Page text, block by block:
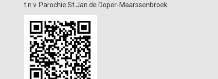
t.n.v. Parochie St.Jan de Doper-Maarssenbroek